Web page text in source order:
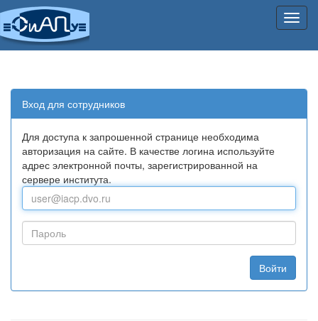
Вход для сотрудников
Для доступа к запрошенной странице необходима
авторизация на сайте. В качестве логина используйте
адрес электронной почты, зарегистрированной на
сервере института.
Войти